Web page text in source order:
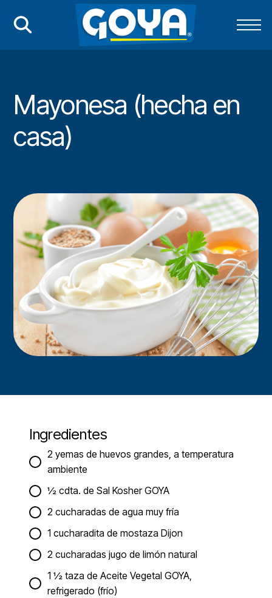
Mayonesa (hecha en
casa)
Ingredientes
2 yemas de huevos grandes, a temperatura
ambiente
½ cdta. de Sal Kosher GOYA
2 cucharadas de agua muy fría
1 cucharadita de mostaza Dijon
2 cucharadas jugo de limón natural
1 ½ taza de Aceite Vegetal GOYA,
refrigerado (frío)